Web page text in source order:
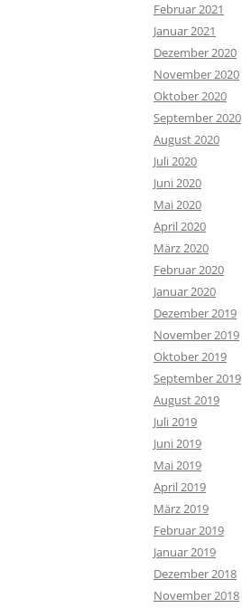
Februar 2021
Januar 2021
Dezember 2020
November 2020
Oktober 2020
September 2020
August 2020
Juli 2020
Juni 2020
Mai 2020
April 2020
März 2020
Februar 2020
Januar 2020
Dezember 2019
November 2019
Oktober 2019
September 2019
August 2019
Juli 2019
Juni 2019
Mai 2019
April 2019
März 2019
Februar 2019
Januar 2019
Dezember 2018
November 2018